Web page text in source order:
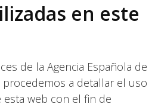
en este
de la Agencia Española de
a detallar el uso
web con el fin de